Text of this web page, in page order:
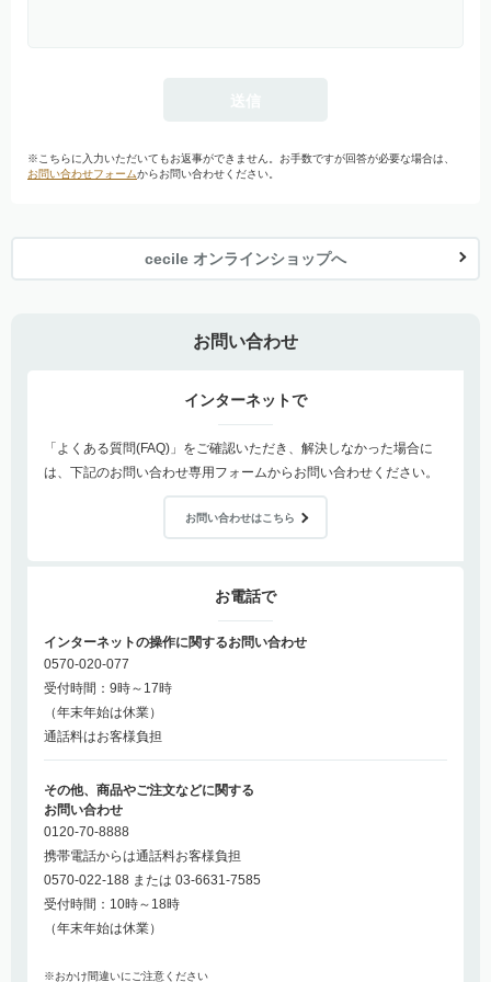
※こちらに入力いただいてもお返事ができません。お手数ですが回答が必要な場合は、
お問い合わせフォームからお問い合わせください。
cecile オンラインショップへ
お問い合わせ
インターネットで
「よくある質問(FAQ)」をご確認いただき、解決しなかった場合に
は、下記のお問い合わせ専用フォームからお問い合わせください。
お問い合わせはこちら
お電話で
インターネットの操作に関するお問い合わせ
0570-020-077
受付時間：9時～17時
（年末年始は休業）
通話料はお客様負担
その他、商品やご注文などに関する
お問い合わせ
0120-70-8888
携帯電話からは通話料お客様負担
0570-022-188 または 03-6631-7585
受付時間：10時～18時
（年末年始は休業）
※おかけ間違いにご注意ください